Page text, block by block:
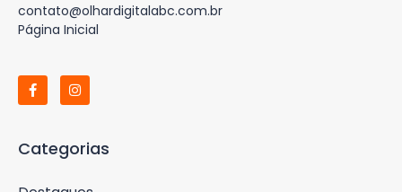
contato@olhardigitalabc.com.br
Página Inicial
Categorias